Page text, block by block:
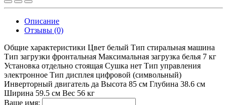
Описание
Отзывы (0)
Общие характеристики Цвет белый Тип стиральная машина
Тип загрузки фронтальная Максимальная загрузка белья 7 кг
Установка отдельно стоящая Сушка нет Тип управления
электронное Тип дисплея цифровой (символьный)
Инверторный двигатель да Высота 85 см Глубина 38.6 см
Ширина 59.5 см Вес 56 кг
Ваше имя: